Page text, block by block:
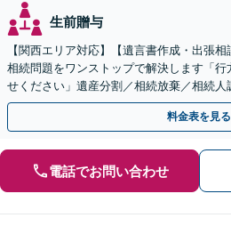
生前贈与
【関西エリア対応】【遺言書作成・出張
相続問題をワンストップで解決します「
せください」遺産分割／相続放棄／相続
登記など【休日・夜間面談可】【分割払い
料金表を見る
電話でお問い合わせ